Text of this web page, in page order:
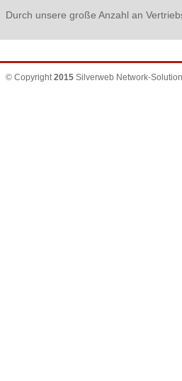
Durch unsere große Anzahl an
© Copyright2015 Silverweb Network-